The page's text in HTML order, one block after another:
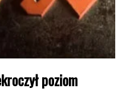
poziom